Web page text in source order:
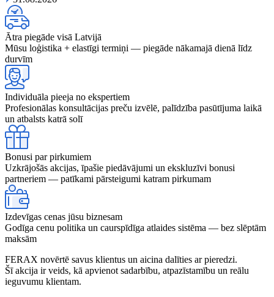
Ātra piegāde visā Latvijā
Mūsu loģistika + elastīgi termiņi — piegāde nākamajā dienā līdz
durvīm
Individuāla pieeja no ekspertiem
Profesionālas konsultācijas preču izvēlē, palīdzība pasūtījuma laikā
un atbalsts katrā solī
Bonusi par pirkumiem
Uzkrājošās akcijas, īpašie piedāvājumi un ekskluzīvi bonusi
partneriem — patīkami pārsteigumi katram pirkumam
Izdevīgas cenas jūsu biznesam
Godīga cenu politika un caurspīdīga atlaides sistēma — bez slēptām
maksām
FERAX novērtē savus klientus un aicina dalīties ar pieredzi.
Šī akcija ir veids, kā apvienot sadarbību, atpazīstamību un reālu
ieguvumu klientam.